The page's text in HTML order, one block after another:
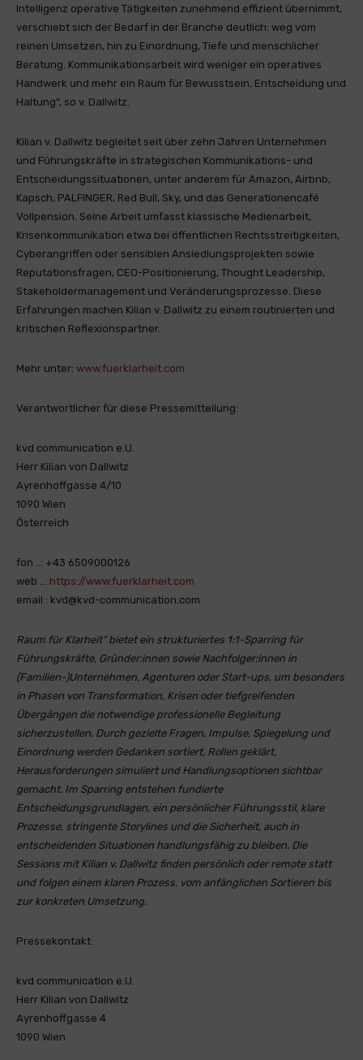
Intelligenz operative Tätigkeiten zunehmend effizient übernimmt,
verschiebt sich der Bedarf in der Branche deutlich: weg vom
reinen Umsetzen, hin zu Einordnung, Tiefe und menschlicher
Beratung. Kommunikationsarbeit wird weniger ein operatives
Handwerk und mehr ein Raum für Bewusstsein, Entscheidung und
Haltung“, so v. Dallwitz.
Kilian v. Dallwitz begleitet seit über zehn Jahren Unternehmen
und Führungskräfte in strategischen Kommunikations- und
Entscheidungssituationen, unter anderem für Amazon, Airbnb,
Kapsch, PALFINGER, Red Bull, Sky, und das Generationencafé
Vollpension. Seine Arbeit umfasst klassische Medienarbeit,
Krisenkommunikation etwa bei öffentlichen Rechtsstreitigkeiten,
Cyberangriffen oder sensiblen Ansiedlungsprojekten sowie
Reputationsfragen, CEO-Positionierung, Thought Leadership,
Stakeholdermanagement und Veränderungsprozesse. Diese
Erfahrungen machen Kilian v. Dallwitz zu einem routinierten und
kritischen Reflexionspartner.
Mehr unter: www.fuerklarheit.com
Verantwortlicher für diese Pressemitteilung:
kvd communication e.U.
Herr Kilian von Dallwitz
Ayrenhoffgasse 4/10
1090 Wien
Österreich
fon ..: +43 6509000126
web ..: https://www.fuerklarheit.com
email : kvd@kvd-communication.com
Raum für Klarheit“ bietet ein strukturiertes 1:1-Sparring für
Führungskräfte, Gründer:innen sowie Nachfolger:innen in
(Familien-)Unternehmen, Agenturen oder Start-ups, um besonders
in Phasen von Transformation, Krisen oder tiefgreifenden
Übergängen die notwendige professionelle Begleitung
sicherzustellen. Durch gezielte Fragen, Impulse, Spiegelung und
Einordnung werden Gedanken sortiert, Rollen geklärt,
Herausforderungen simuliert und Handlungsoptionen sichtbar
gemacht. Im Sparring entstehen fundierte
Entscheidungsgrundlagen, ein persönlicher Führungsstil, klare
Prozesse, stringente Storylines und die Sicherheit, auch in
entscheidenden Situationen handlungsfähig zu bleiben. Die
Sessions mit Kilian v. Dallwitz finden persönlich oder remote statt
und folgen einem klaren Prozess, vom anfänglichen Sortieren bis
zur konkreten Umsetzung.
Pressekontakt:
kvd communication e.U.
Herr Kilian von Dallwitz
Ayrenhoffgasse 4
1090 Wien